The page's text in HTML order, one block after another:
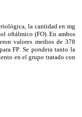
la cantidad en mg
oftálmico (FO). En ambos
valores medios de 378
FP. Se pondera tanto la
en el grupo tratado con